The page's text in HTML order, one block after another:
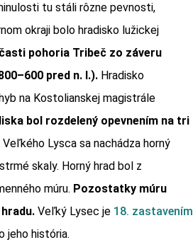
tu stáli rôzne pevnosti,
okraji bolo hradisko lužickej
pohoria Tribeč zo záveru
pred n. l.). Hradisko
na Kostolianskej magistrále
bol rozdelený opevnením na tri
Lysca sa nachádza horný
skaly. Horný hrad bol z
múru. Pozostatky múru
Veľký Lysec je 18. zastavením
jeho história.